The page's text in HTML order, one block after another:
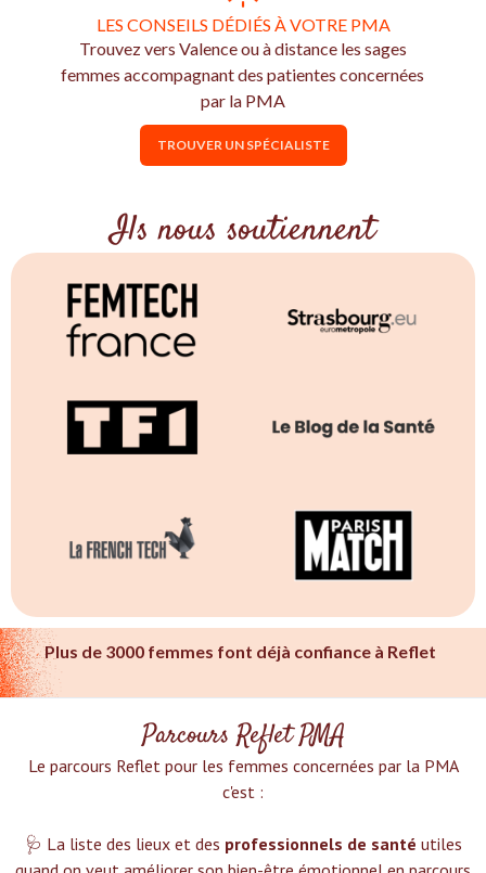
LES CONSEILS DÉDIÉS À VOTRE PMA
Trouvez vers Valence ou à distance les sages
femmes accompagnant des patientes concernées
par la PMA
TROUVER UN SPÉCIALISTE
Ils nous soutiennent
Plus de 3000 femmes font déjà confiance à Reflet
Parcours Reflet PMA
Le parcours Reflet pour les femmes concernées par la PMA
c'est :‍
🩺 La liste des lieux et des professionnels de santé utiles